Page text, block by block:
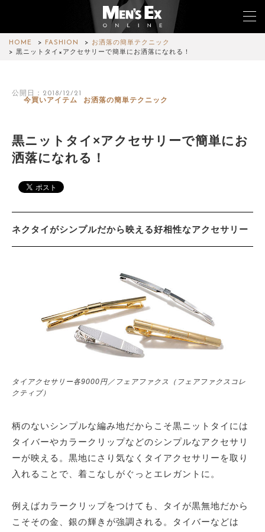
HOME FASHION
お洒落の簡単テクニック
黒ニットタイ×アクセサリーで簡単にお洒落になれる！
公開日：2018/12/21
今買いアイテム
お洒落の簡単テクニック
黒ニットタイ×アクセサリーで簡単にお
洒落になれる！
ネクタイがシンプルだから映える好相性なアクセサリー
タイアクセサリー各9000円／フェアファクス（フェアファクスコレ
クティブ）
柄のないシンプルな編み地だからこそ黒ニットタイには
タイバーやカラークリップなどのシンプルなアクセサリ
ーが映える。黒地にさり気なくタイアクセサリーを取り
入れることで、着こなしがぐっとエレガントに。
例えばカラークリップをつけても、タイが黒無地だから
こそその金、銀の輝きが強調される。タイバーなどは
FASHION
CAR&BIKE
LIFESTYLE
MAGAZINE
サイトマップ